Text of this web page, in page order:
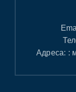
Адреса: :